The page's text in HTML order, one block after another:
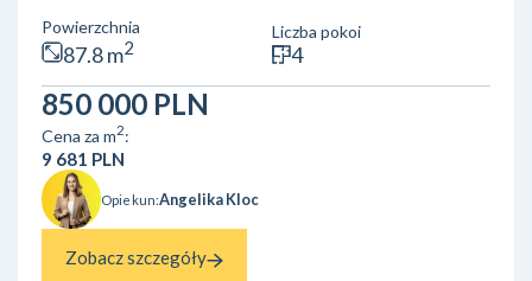
życia w zielonym otoczeniu. Idealne dla osób, które chcą
mieszkać komfortowo, mieć własną przestrzeń i
jednocześnie szybko dojeżdżać do centrum miasta.
Krótko:Rzeszów, ul. Załęska | 87,8 m² powierzchni
użytkowej | 3 pokoje | 2 łazienki | hall | dwupoziomowy
układ (parter + -1) | dwa niezale...
Powierzchnia
87.8 m2
Liczba pokoi
4
850 000 PLN
Cena za m2:
9 681 PLN
Opiekun:Angelika Kloc
Zobacz szczegóły